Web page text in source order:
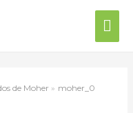
de Moher moher_0